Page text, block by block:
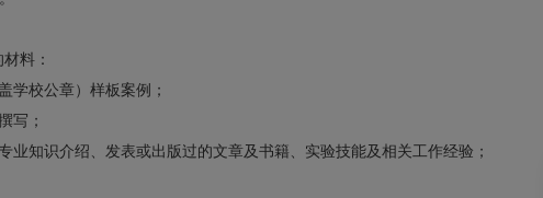
料：
学校公章）样板案例；
写；
知识介绍、发表或出版过的文章及书籍、实验技能及相关工作经验；